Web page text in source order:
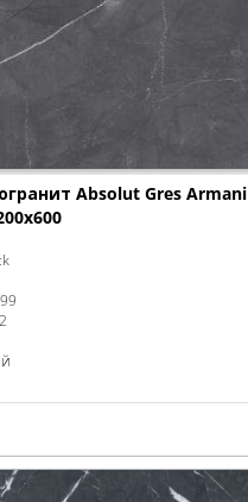
Absolut Gres Armani
2